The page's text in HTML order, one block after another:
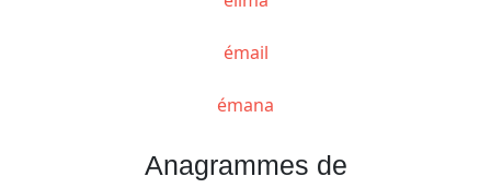
émail
émana
Anagrammes de